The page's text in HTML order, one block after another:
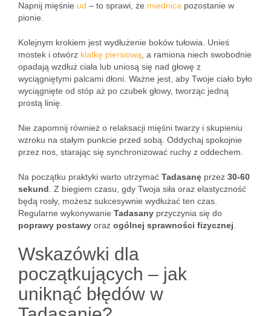
Napnij mięśnie ud – to sprawi, że miednica pozostanie w
pionie.
Kolejnym krokiem jest wydłużenie boków tułowia. Unieś
mostek i otwórz klatkę piersiową , a ramiona niech swobodnie
opadają wzdłuż ciała lub uniosą się nad głowę z
wyciągniętymi palcami dłoni. Ważne jest, aby Twoje ciało było
wyciągnięte od stóp aż po czubek głowy, tworząc jedną
prostą linię.
Nie zapomnij również o relaksacji mięśni twarzy i skupieniu
wzroku na stałym punkcie przed sobą. Oddychaj spokojnie
przez nos, starając się synchronizować ruchy z oddechem.
Na początku praktyki warto utrzymać Tadasanę przez 30-60
sekund . Z biegiem czasu, gdy Twoja siła oraz elastyczność
będą rosły, możesz sukcesywnie wydłużać ten czas.
Regularne wykonywanie Tadasany przyczynia się do
poprawy postawy oraz ogólnej sprawności fizycznej
Wskazówki dla
początkujących – jak
uniknąć błędów w